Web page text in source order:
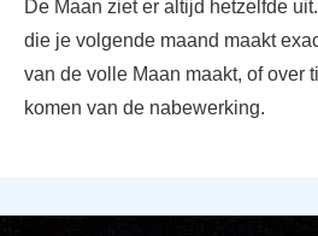
De Maan ziet er altijd hetzelfde
die je volgende maand maakt
van de volle Maan maakt, of over
komen van de nabewerking.